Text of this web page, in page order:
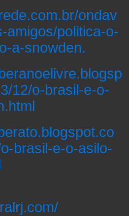
ondav
amigos/politica-o-
a-snowden.
12/o-brasil-e-o-
brasil-e-o-asilo-